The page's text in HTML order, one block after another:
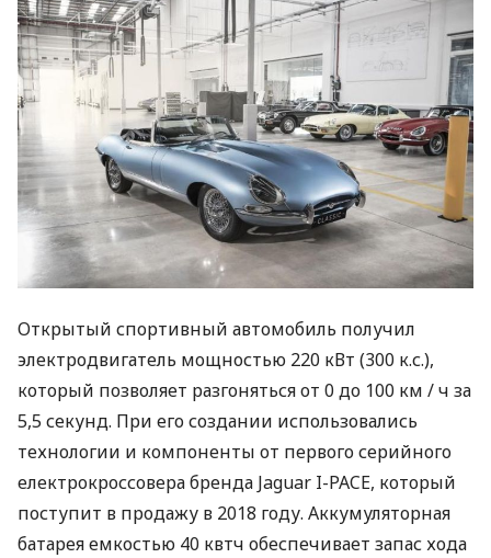
Открытый спортивный автомобиль получил
электродвигатель мощностью 220 кВт (300 к.с.),
который позволяет разгоняться от 0 до 100 км / ч за
5,5 секунд. При его создании использовались
технологии и компоненты от первого серийного
електрокроссовера бренда Jaguar I-PACE, который
поступит в продажу в 2018 году. Аккумуляторная
батарея емкостью 40 квтч обеспечивает запас хода